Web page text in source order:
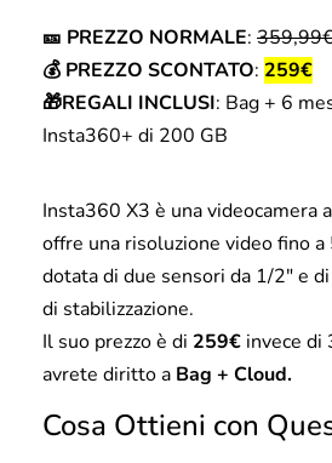
🎫 PREZZO NORMALE:
💰 PREZZO SCONTATO: 259€
🎁REGALI INCLUSI: Bag + 6
Insta360+ di 200 GB
Insta360 X3 è una videocamera
offre una risoluzione video fino a
dotata di due sensori da 1/2″ e
di stabilizzazione.
Il suo prezzo è di 259€ invece
avrete diritto a Bag + Cloud.
Cosa Ottieni con